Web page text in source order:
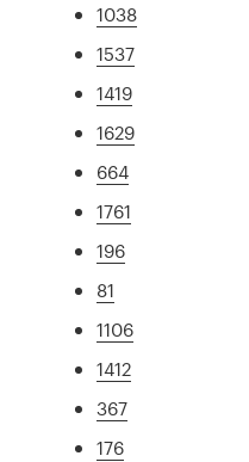
1038
1537
1419
1629
664
1761
196
81
1106
1412
367
176